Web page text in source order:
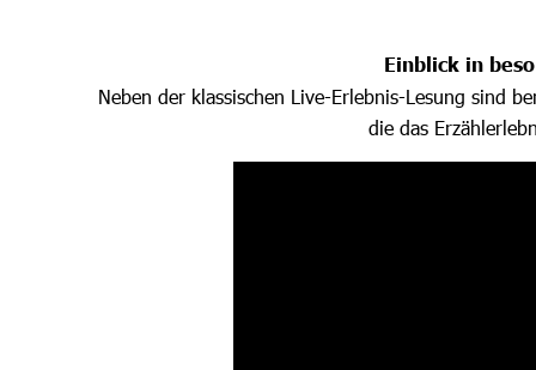
Einblick in
Neben der klassischen Live-Erlebnis-Lesung sind
die das